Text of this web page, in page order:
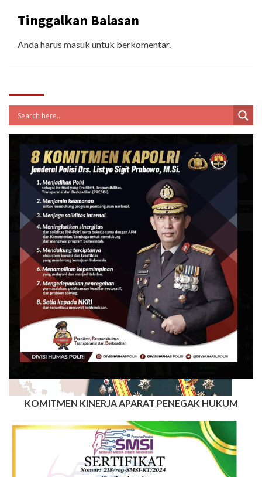
Tinggalkan Balasan
Anda harus masuk untuk berkomentar.
KOMITMEN KINERJA APARAT PENEGAK HUKUM